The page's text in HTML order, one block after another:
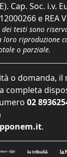
Cap. Soc. i.v.
e REA
testi sono
loro riproduzione
o parziale.
o domanda, il
completa
02
.